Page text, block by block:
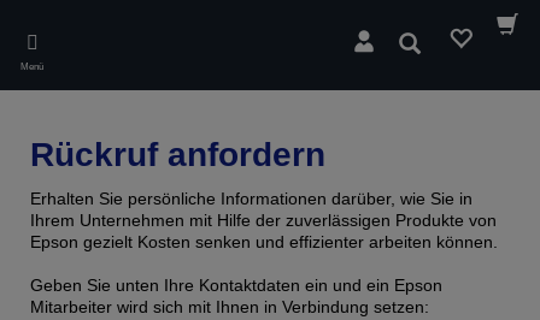
main
content
Menü
Suchen
Rückruf anfordern
Erhalten Sie persönliche Informationen darüber, wie Sie in
Ihrem Unternehmen mit Hilfe der zuverlässigen Produkte von
Epson gezielt Kosten senken und effizienter arbeiten können.
Geben Sie unten Ihre Kontaktdaten ein und ein Epson
Mitarbeiter wird sich mit Ihnen in Verbindung setzen: